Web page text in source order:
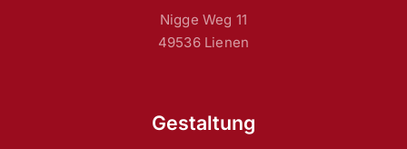
Nigge Weg 11
49536 Lienen
Gestaltung